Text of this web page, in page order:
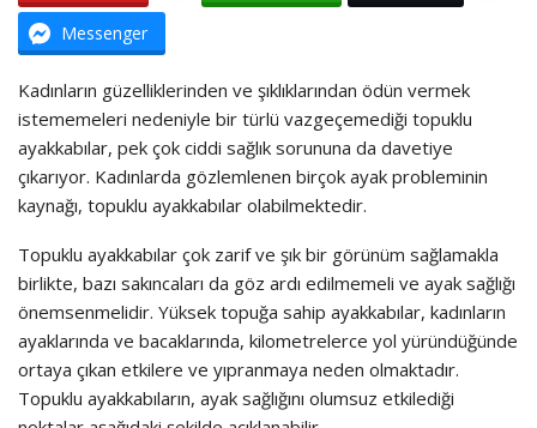
Messenger
Kadınların güzelliklerinden ve şıklıklarından ödün vermek
istememeleri nedeniyle bir türlü vazgeçemediği topuklu
ayakkabılar, pek çok ciddi sağlık sorununa da davetiye
çıkarıyor. Kadınlarda gözlemlenen birçok ayak probleminin
kaynağı, topuklu ayakkabılar olabilmektedir.
Topuklu ayakkabılar çok zarif ve şık bir görünüm sağlamakla
birlikte, bazı sakıncaları da göz ardı edilmemeli ve ayak sağlığı
önemsenmelidir. Yüksek topuğa sahip ayakkabılar, kadınların
ayaklarında ve bacaklarında, kilometrelerce yol yüründüğünde
ortaya çıkan etkilere ve yıpranmaya neden olmaktadır.
Topuklu ayakkabıların, ayak sağlığını olumsuz etkilediği